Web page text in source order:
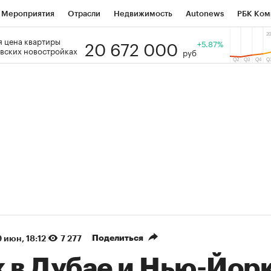
Мероприятия Отрасли Недвижимость Autonews РБК
РБК Образование Тренды
цена квартиры
новостройках
20 672 000 руб
+5.87%
июн, 18:12 7 277 Поделиться